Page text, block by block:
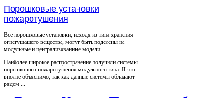
Порошковые установки
пожаротушения
Все порошковые установки, исходя из типа хранения
огнетушащего вещества, могут быть поделены на
модульные и централизованные модели.
Наиболее широкое распространение получили системы
порошкового пожаротушения модульного типа. И это
вполне объяснимо, так как данные системы обладают
рядом ...